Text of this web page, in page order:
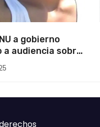
a gobierno
a audiencia sobre
forzada en la